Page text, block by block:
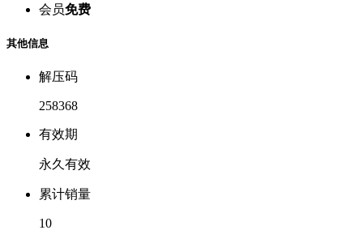
会员免费
其他信息
解压码
258368
有效期
永久有效
累计销量
10